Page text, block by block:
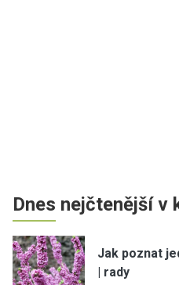
Dnes nejčtenější v
Jak poznat
| rady